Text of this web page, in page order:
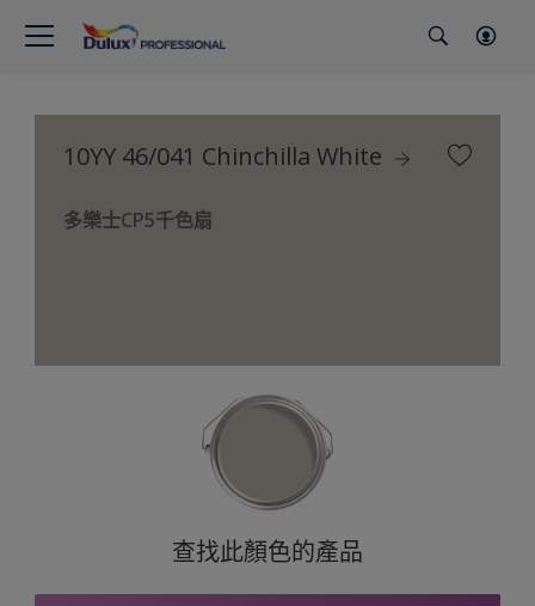
10YY 46/041 Chinchilla White
多樂士CP5千色扇
查找此顏色的產品